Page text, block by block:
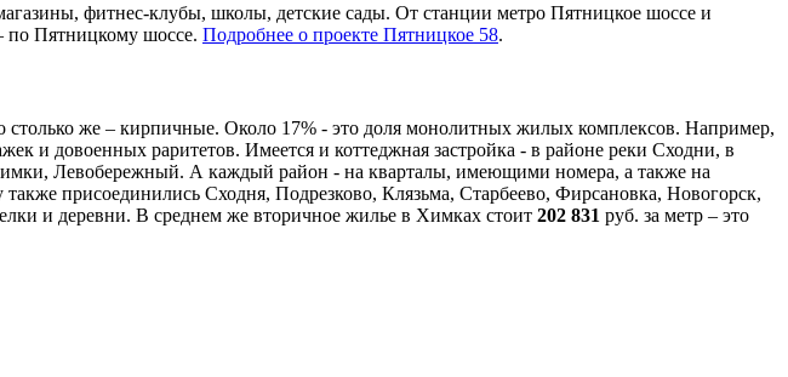
фитнес-клубы, школы, детские сады. От станции метро Пятницкое шоссе и
по Пятницкому шоссе. Подробнее о проекте Пятницкое 58.
же – кирпичные. Около 17% - это доля монолитных жилых комплексов. Например,
и довоенных раритетов. Имеется и коттеджная застройка - в районе реки Сходни, в
Левобережный. А каждый район - на кварталы, имеющими номера, а также на
присоединились Сходня, Подрезково, Клязьма, Старбеево, Фирсановка, Новогорск,
и деревни. В среднем же вторичное жилье в Химках стоит 202 831 руб. за метр – это